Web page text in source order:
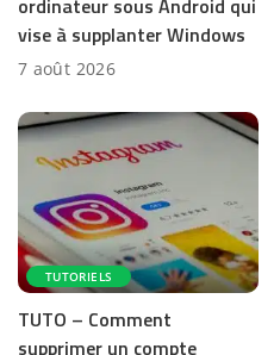
ordinateur sous Android qui
vise à supplanter Windows
7 août 2026
TUTORIELS
TUTO – Comment
supprimer un compte